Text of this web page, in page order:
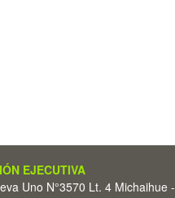
EJECUTIVA
Uno N°3570 Lt. 4 Michaihue -